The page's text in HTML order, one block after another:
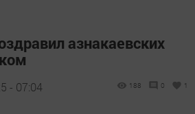
азнакаевских
- 07:04 188 0 1